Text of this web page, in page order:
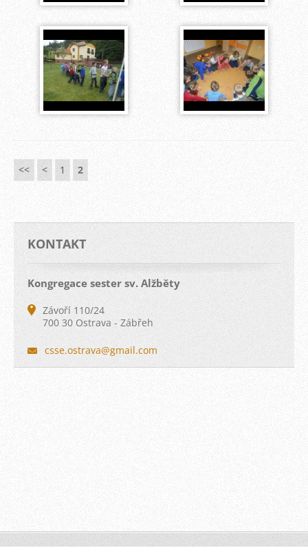
<< < 1 2
KONTAKT
Kongregace sester sv. Alžběty
Závoří 110/24
700 30 Ostrava - Zábřeh
csse.ostrava@gmail.com